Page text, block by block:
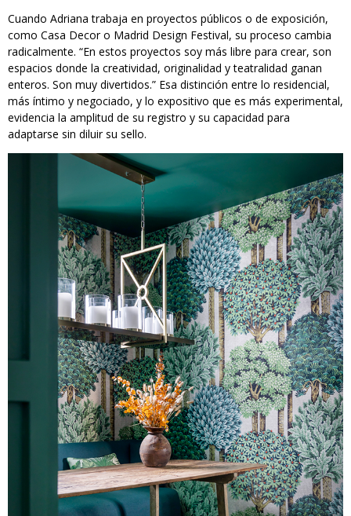
Cuando Adriana trabaja en proyectos públicos o de exposición,
como Casa Decor o Madrid Design Festival, su proceso cambia
radicalmente. “En estos proyectos soy más libre para crear, son
espacios donde la creatividad, originalidad y teatralidad ganan
enteros. Son muy divertidos.” Esa distinción entre lo residencial,
más íntimo y negociado, y lo expositivo que es más experimental,
evidencia la amplitud de su registro y su capacidad para
adaptarse sin diluir su sello.